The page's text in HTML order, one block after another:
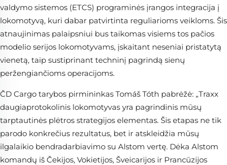
valdymo sistemos (ETCS) programinės įrangos integracija į
lokomotyvą, kuri dabar patvirtinta reguliarioms veikloms. Šis
atnaujinimas palaipsniui bus taikomas visiems tos pačios
modelio serijos lokomotyvams, įskaitant neseniai pristatytą
vienetą, taip sustiprinant techninį pagrindą sienų
peržengiančioms operacijoms.
ČD Cargo tarybos pirmininkas Tomáš Tóth pabrėžė: „Traxx
daugiaprotokolinis lokomotyvas yra pagrindinis mūsų
tarptautinės plėtros strategijos elementas. Šis etapas ne tik
parodo konkrečius rezultatus, bet ir atskleidžia mūsų
ilgalaikio bendradarbiavimo su Alstom vertę. Dėka Alstom
komandų iš Čekijos, Vokietijos, Šveicarijos ir Prancūzijos